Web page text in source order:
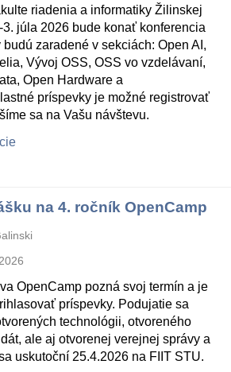
riadenia a informatiky Žilinskej
júla 2026 bude konať konferencia
zaradené v sekciách: Open AI,
Vývoj OSS, OSS vo vzdelávaní,
Open Hardware a
príspevky je možné registrovať
sa na Vašu návštevu.
na 4. ročník OpenCamp
OpenCamp pozná svoj termín a je
príspevky. Podujatie sa
technológii, otvoreného
ale aj otvorenej verejnej správy a
uskutoční 25.4.2026 na FIIT STU.